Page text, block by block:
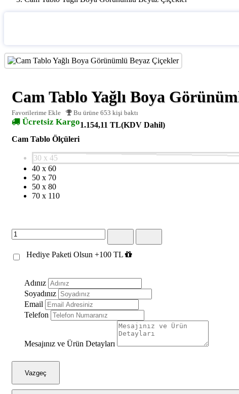
Cam Tablo Yağlı Boya
Favorilerime Ekle Bu ürüne 653 kişi baktı
Ücretsiz Kargo1.154,11 TL(KDV Dahil)
Cam Tablo Ölçüleri
30 x 45
40 x 60
50 x 70
50 x 80
70 x 110
Hediye Paketi Olsun +100 TL
Adınız
Soyadınız
Email
Telefon
Mesajınız ve Ürün Detayları
Vazgeç